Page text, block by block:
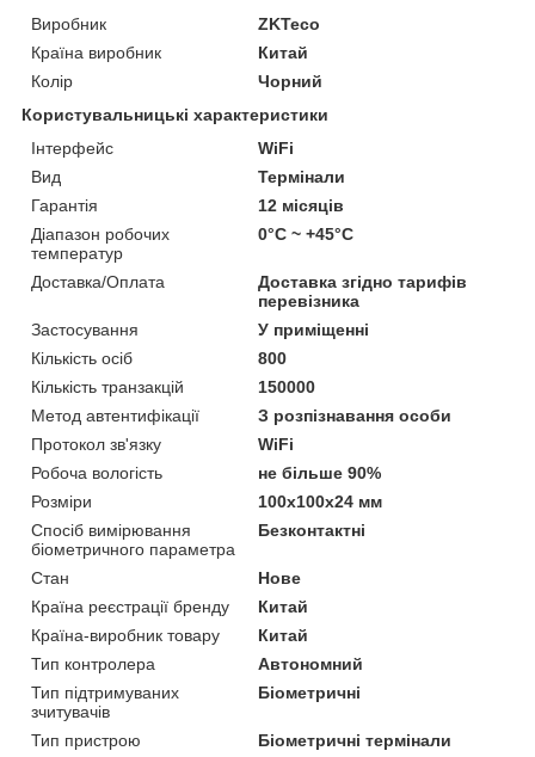
Виробник
ZKTeco
Країна виробник
Китай
Колір
Чорний
Користувальницькі характеристики
Інтерфейс
WiFi
Вид
Термінали
Гарантія
12 місяців
Діапазон робочих
температур
0°C ~ +45°C
Доставка/Оплата
Доставка згідно тарифів
перевізника
Застосування
У приміщенні
Кількість осіб
800
Кількість транзакцій
150000
Метод автентифікації
З розпізнавання особи
Протокол зв'язку
WiFi
Робоча вологість
не більше 90%
Розміри
100x100x24 мм
Спосіб вимірювання
біометричного параметра
Безконтактні
Стан
Нове
Країна реєстрації бренду
Китай
Країна-виробник товару
Китай
Тип контролера
Автономний
Тип підтримуваних
зчитувачів
Біометричні
Тип пристрою
Біометричні термінали